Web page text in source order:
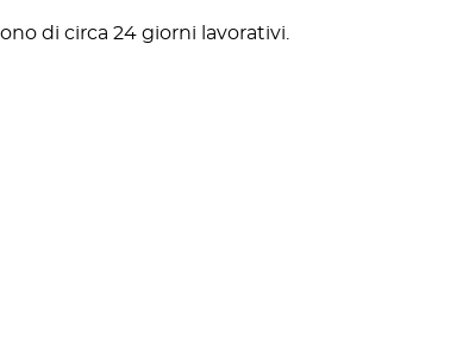
di circa 24 giorni lavorativi.